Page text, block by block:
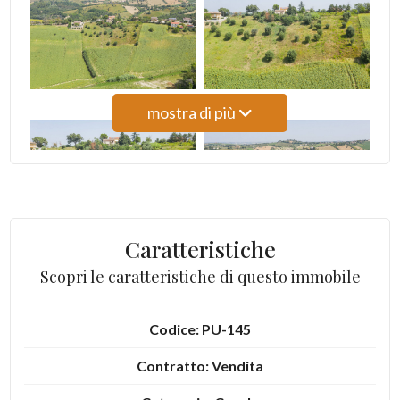
mostra di più
Caratteristiche
Scopri le caratteristiche di questo immobile
Codice: PU-145
Contratto: Vendita
4
5
5+
Qualsiasi